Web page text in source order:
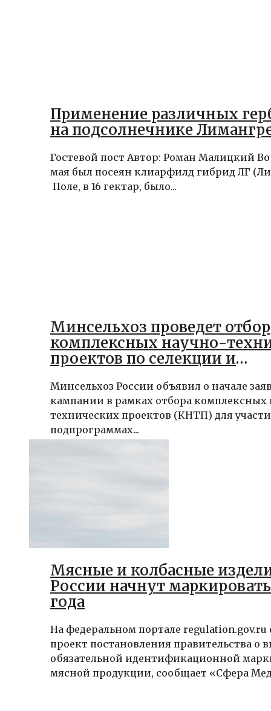
Применение различных
на подсолнечнике
Гостевой пост Автор: Роман Малицкий
мая был посеян клиарфилд гибрид ЛГ
Поле, в 16 гектар, было...
Минсельхоз проведет отбор
комплексных научно-
проектов по селекции и
Минсельхоз России объявил о начале
кампании в рамках отбора комплексных
технических проектов (КНТП) для
подпрограммах...
Мясные и колбасные
России начнут маркировать
года
На федеральном портале regulation.gov.ru
проект постановления правительства о
обязательной идентификационной
мясной продукции, сообщает «Сфера